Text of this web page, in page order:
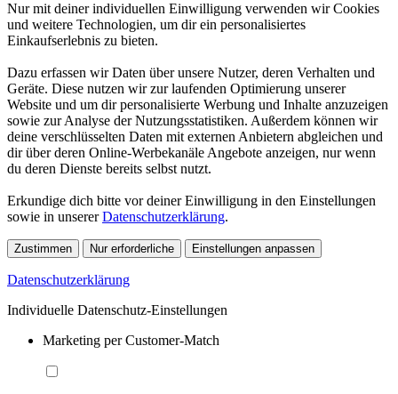
Nur mit deiner individuellen Einwilligung verwenden wir Cookies
und weitere Technologien, um dir ein personalisiertes
Einkaufserlebnis zu bieten.
Dazu erfassen wir Daten über unsere Nutzer, deren Verhalten und
Geräte. Diese nutzen wir zur laufenden Optimierung unserer
Website und um dir personalisierte Werbung und Inhalte anzuzeigen
sowie zur Analyse der Nutzungsstatistiken. Außerdem können wir
deine verschlüsselten Daten mit externen Anbietern abgleichen und
dir über deren Online-Werbekanäle Angebote anzeigen, nur wenn
du deren Dienste bereits selbst nutzt.
Erkundige dich bitte vor deiner Einwilligung in den Einstellungen
sowie in unsererDatenschutzerklärung.
Zustimmen Nur erforderliche Einstellungen anpassen
Datenschutzerklärung
Individuelle Datenschutz-Einstellungen
Marketing per Customer-Match